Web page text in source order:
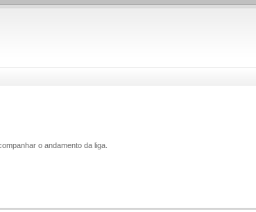
o andamento da liga.